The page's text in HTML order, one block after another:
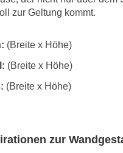
zur Geltung kommt.
(Breite x Höhe)
(Breite x Höhe)
(Breite x Höhe)
zur